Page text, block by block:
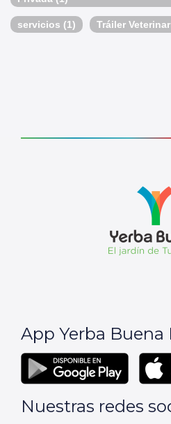
servicios (1) Tráiler
App Yerba Buena
Nuestras redes